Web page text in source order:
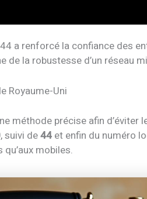
a renforcé la confiance des
de la robustesse d’un réseau
Royaume-Uni
méthode précise afin d’éviter
, suivi de44 et enfin du numéro
mobiles.